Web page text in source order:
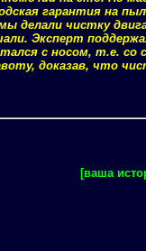
гарантия на
делали чистку
Эксперт
с носом, т.е.
доказав, что
[ваша